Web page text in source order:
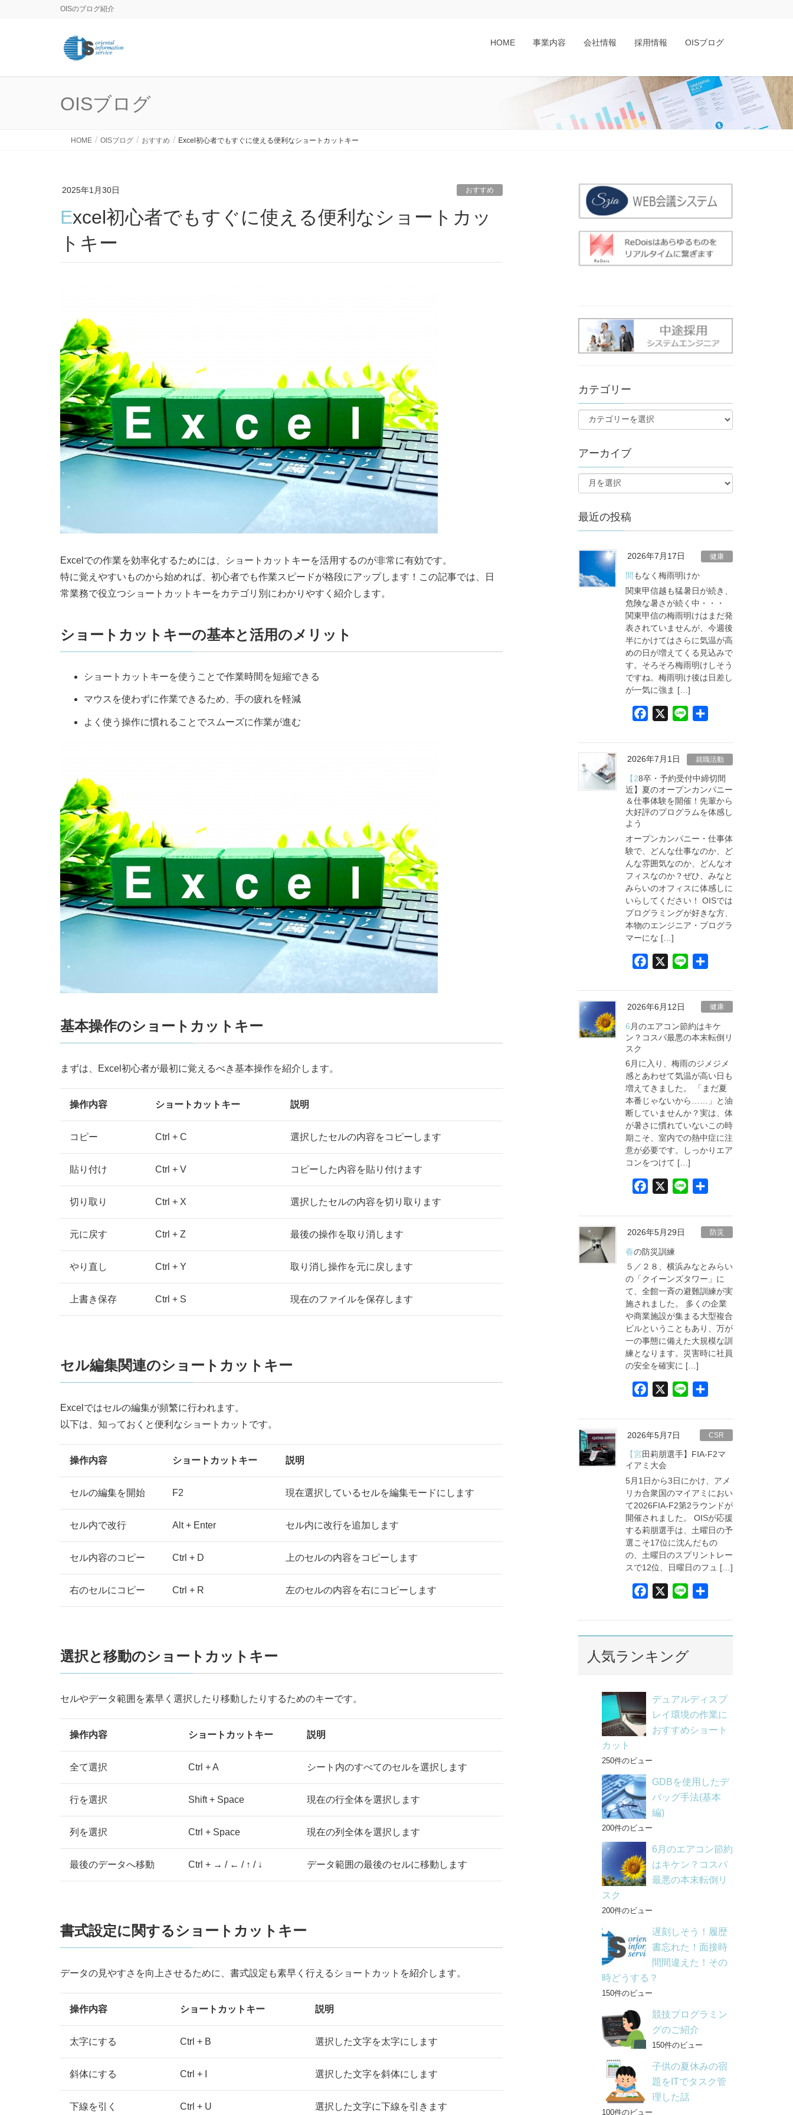
OISのブログ紹介
HOME 事業内容 会社情報 採用情報 OISブログ
OISブログ
HOME OISブログ おすすめ Excel初心者でもすぐに使える便利なショートカットキー
2025年1月30日 おすすめ
Excel初心者でもすぐに使える便利なショートカッ
トキー
Excelでの作業を効率化するためには、ショートカットキーを活用するのが非常に有効です。
特に覚えやすいものから始めれば、初心者でも作業スピードが格段にアップします！この記事では、日
常業務で役立つショートカットキーをカテゴリ別にわかりやすく紹介します。
ショートカットキーの基本と活用のメリット
ショートカットキーを使うことで作業時間を短縮できる
マウスを使わずに作業できるため、手の疲れを軽減
よく使う操作に慣れることでスムーズに作業が進む
基本操作のショートカットキー
まずは、Excel初心者が最初に覚えるべき基本操作を紹介します。
操作内容 ショートカットキー 説明
コピー Ctrl + C 選択したセルの内容をコピーします
貼り付け Ctrl + V コピーした内容を貼り付けます
切り取り Ctrl + X 選択したセルの内容を切り取ります
元に戻す Ctrl + Z 最後の操作を取り消します
やり直し Ctrl + Y 取り消し操作を元に戻します
上書き保存 Ctrl + S 現在のファイルを保存します
セル編集関連のショートカットキー
Excelではセルの編集が頻繁に行われます。
以下は、知っておくと便利なショートカットです。
操作内容 ショートカットキー 説明
セルの編集を開始 F2 現在選択しているセルを編集モードにします
セル内で改行 Alt + Enter セル内に改行を追加します
セル内容のコピー Ctrl + D 上のセルの内容をコピーします
右のセルにコピー Ctrl + R 左のセルの内容を右にコピーします
選択と移動のショートカットキー
セルやデータ範囲を素早く選択したり移動したりするためのキーです。
操作内容 ショートカットキー 説明
全て選択 Ctrl + A シート内のすべてのセルを選択します
行を選択 Shift + Space 現在の行全体を選択します
列を選択 Ctrl + Space 現在の列全体を選択します
最後のデータへ移動 Ctrl + → / ← / ↑ / ↓ データ範囲の最後のセルに移動します
書式設定に関するショートカットキー
データの見やすさを向上させるために、書式設定も素早く行えるショートカットを紹介します。
操作内容 ショートカットキー 説明
太字にする Ctrl + B 選択した文字を太字にします
斜体にする Ctrl + I 選択した文字を斜体にします
下線を引く Ctrl + U 選択した文字に下線を引きます
カテゴリー
アーカイブ
最近の投稿
2026年7月17日 健康
間もなく梅雨明けか
関東甲信越も猛暑日が続き、
危険な暑さが続く中・・・
関東甲信の梅雨明けはまだ発
表されていませんが、今週後
半にかけてはさらに気温が高
めの日が増えてくる見込みで
す。そろそろ梅雨明けしそう
ですね。梅雨明け後は日差し
が一気に強ま […]
c
e
b
o
o
n
2026年7月1日 就職活動
【28卒・予約受付中締切間
近】夏のオープンカンパニー
＆仕事体験を開催！先輩から
大好評のプログラムを体感し
よう
オープンカンパニー・仕事体
験で、どんな仕事なのか、ど
んな雰囲気なのか、どんなオ
フィスなのか？ぜひ、みなと
みらいのオフィスに体感しに
いらしてください！ OISでは
プログラミングが好きな方、
本物のエンジニア・プログラ
マーにな […]
c
e
b
o
k
n
2026年6月12日 健康
6月のエアコン節約はキケ
ン？コスパ最悪の本末転倒リ
スク
6月に入り、梅雨のジメジメ
感とあわせて気温が高い日も
増えてきました。 「まだ夏
本番じゃないから……」と油
断していませんか？実は、体
が暑さに慣れていないこの時
期こそ、室内での熱中症に注
意が必要です。しっかりエア
コンをつけて […]
c
e
b
o
o
k
n
2026年5月29日 防災
春の防災訓練
５／２８、横浜みなとみらい
の「クイーンズタワー」に
て、全館一斉の避難訓練が実
施されました。 多くの企業
や商業施設が集まる大型複合
ビルということもあり、万が
一の事態に備えた大規模な訓
練となります。災害時に社員
の安全を確実に […]
c
e
b
o
o
k
n
2026年5月7日 CSR
【宮田莉朋選手】FIA-F2マ
イアミ大会
5月1日から3日にかけ、アメ
リカ合衆国のマイアミにおい
て2026FIA-F2第2ラウンドが
開催されました。 OISが応援
する莉朋選手は、土曜日の予
選こそ17位に沈んだもの
の、土曜日のスプリントレー
スで12位、日曜日のフュ […]
c
e
b
n
e
人気ランキング
デュアルディスプ
レイ環境の作業に
おすすめショート
カット
250件のビュー
GDBを使用したデ
バッグ手法(基本
編)
200件のビュー
6月のエアコン節約
はキケン？コスパ
最悪の本末転倒リ
スク
200件のビュー
遅刻しそう！履歴
書忘れた！面接時
間間違えた！その
時どうする？
150件のビュー
競技プログラミン
グのご紹介
150件のビュー
子供の夏休みの宿
題をITでタスク管
理した話
100件のビュー